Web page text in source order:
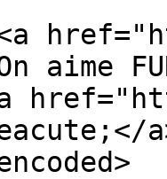
aime